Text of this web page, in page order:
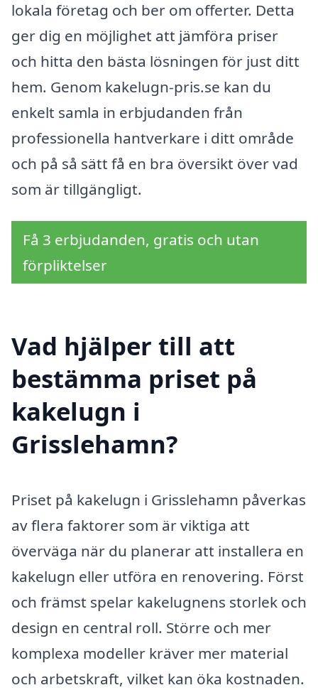
lokala företag och ber om offerter. Detta
ger dig en möjlighet att jämföra priser
och hitta den bästa lösningen för just ditt
hem. Genom kakelugn-pris.se kan du
enkelt samla in erbjudanden från
professionella hantverkare i ditt område
och på så sätt få en bra översikt över vad
som är tillgängligt.
Få 3 erbjudanden, gratis och utan
förpliktelser
Vad hjälper till att
bestämma priset på
kakelugn i
Grisslehamn?
Priset på kakelugn i Grisslehamn påverkas
av flera faktorer som är viktiga att
överväga när du planerar att installera en
kakelugn eller utföra en renovering. Först
och främst spelar kakelugnens storlek och
design en central roll. Större och mer
komplexa modeller kräver mer material
och arbetskraft, vilket kan öka kostnaden.